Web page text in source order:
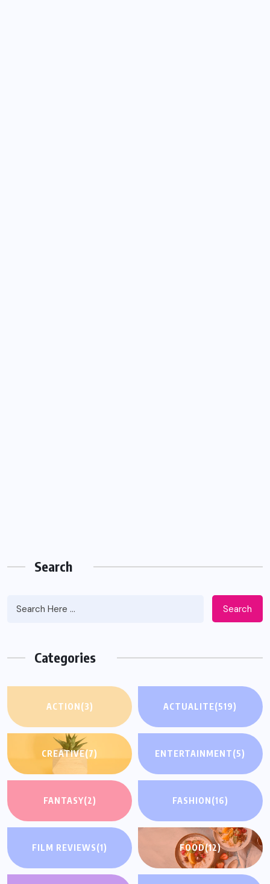
Search
Search
Categories
ACTION(3) ACTUALITE(519)
CREATIVE(7) ENTERTAINMENT(5)
FANTASY(2) FASHION(16)
FILM REVIEWS(1) FOOD(12)